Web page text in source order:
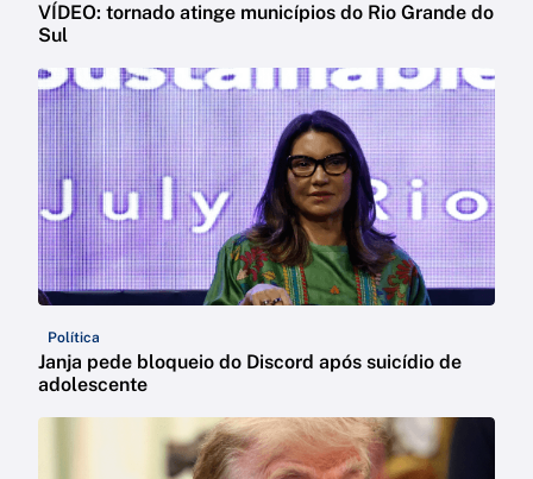
VÍDEO: tornado atinge municípios do Rio Grande do
Sul
Política
Janja pede bloqueio do Discord após suicídio de
adolescente